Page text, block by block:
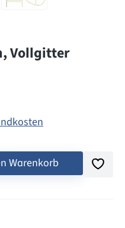
Vollgitter
Warenkorb